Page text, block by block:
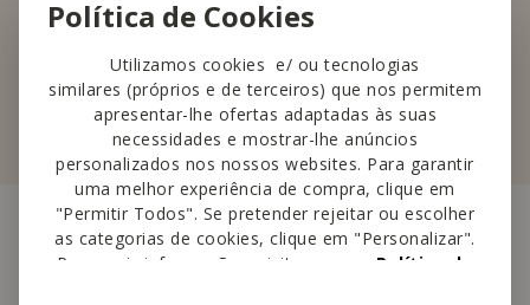
Política de Cookies
Utilizamos cookies e/ ou tecnologias
similares (próprios e de terceiros) que nos permitem
apresentar-lhe ofertas adaptadas às suas
necessidades e mostrar-lhe anúncios
personalizados nos nossos websites. Para garantir
uma melhor experiência de compra, clique em
"Permitir Todos". Se pretender rejeitar ou escolher
as categorias de cookies, clique em "Personalizar".
Para mais informações, visite a nossa Política de